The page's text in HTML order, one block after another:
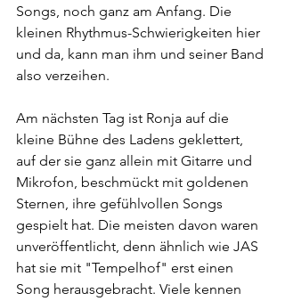
Songs, noch ganz am Anfang. Die
kleinen Rhythmus-Schwierigkeiten hier
und da, kann man ihm und seiner Band
also verzeihen.
Am nächsten Tag ist Ronja auf die
kleine Bühne des Ladens geklettert,
auf der sie ganz allein mit Gitarre und
Mikrofon, beschmückt mit goldenen
Sternen, ihre gefühlvollen Songs
gespielt hat. Die meisten davon waren
unveröffentlicht, denn ähnlich wie JAS
hat sie mit "Tempelhof" erst einen
Song herausgebracht. Viele kennen